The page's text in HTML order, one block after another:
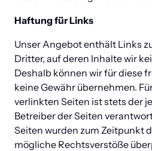
Haftung für Links
Unser Angebot enthält Links
Dritter, auf deren Inhalte wir
Deshalb können wir für diese
keine Gewähr übernehmen.
verlinkten Seiten ist stets der
Betreiber der Seiten
Seiten wurden zum Zeitpunkt
mögliche Rechtsverstöße